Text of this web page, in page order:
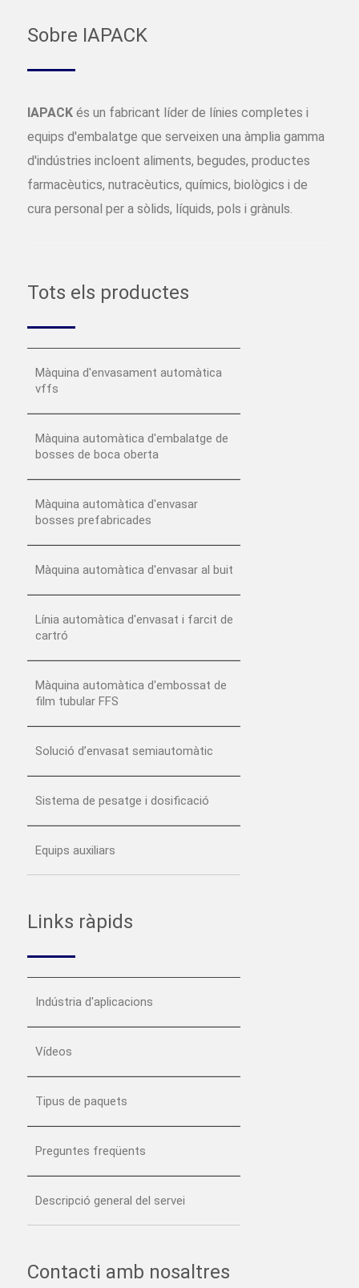
Sobre IAPACK
IAPACK és un fabricant líder de línies completes i
equips d'embalatge que serveixen una àmplia gamma
d'indústries incloent aliments, begudes, productes
farmacèutics, nutracèutics, químics, biològics i de
cura personal per a sòlids, líquids, pols i grànuls.
Tots els productes
Màquina d'envasament automàtica
vffs
Màquina automàtica d'embalatge de
bosses de boca oberta
Màquina automàtica d'envasar
bosses prefabricades
Màquina automàtica d'envasar al buit
Línia automàtica d'envasat i farcit de
cartró
Màquina automàtica d'embossat de
film tubular FFS
Solució d’envasat semiautomàtic
Sistema de pesatge i dosificació
Equips auxiliars
Links ràpids
Indústria d'aplicacions
Vídeos
Tipus de paquets
Preguntes freqüents
Descripció general del servei
Contacti amb nosaltres